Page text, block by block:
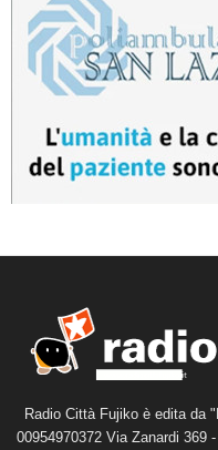
Radio Città Fujiko è edita da
00954970372 Via Zanardi 369